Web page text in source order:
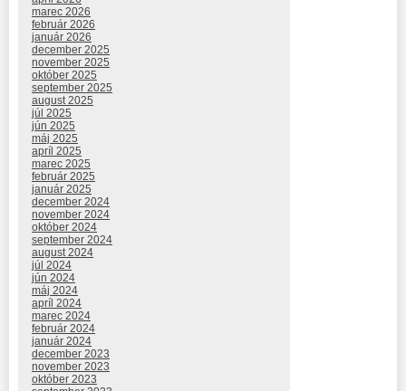
marec 2026
február 2026
január 2026
december 2025
november 2025
október 2025
september 2025
august 2025
júl 2025
jún 2025
máj 2025
apríl 2025
marec 2025
február 2025
január 2025
december 2024
november 2024
október 2024
september 2024
august 2024
júl 2024
jún 2024
máj 2024
apríl 2024
marec 2024
február 2024
január 2024
december 2023
november 2023
október 2023